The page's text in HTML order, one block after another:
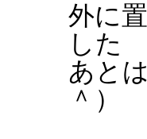
外に
した
あと
＾）